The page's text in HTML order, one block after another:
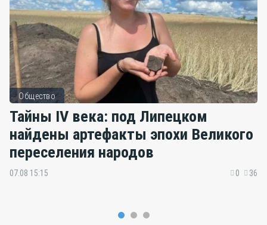
Общество
Тайны IV века: под Липецком
найдены артефакты эпохи Великого
переселения народов
07.08 15:15 0 36